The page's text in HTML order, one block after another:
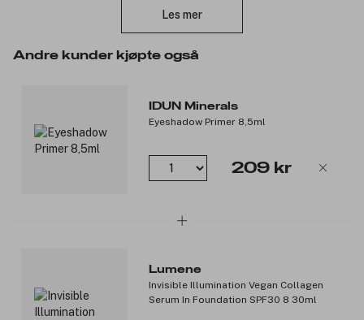
for å pleie det delikate øyeområdet under bruk. Passer for alle
Les mer
Andre kunder kjøpte også
IDUN Minerals
Eyeshadow Primer 8,5ml
209 kr
Lumene
Invisible Illumination Vegan Collagen
Serum In Foundation SPF30 8 30ml